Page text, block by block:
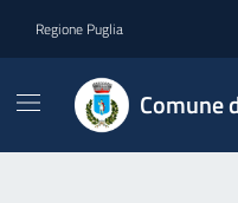
Regione Puglia
Comune